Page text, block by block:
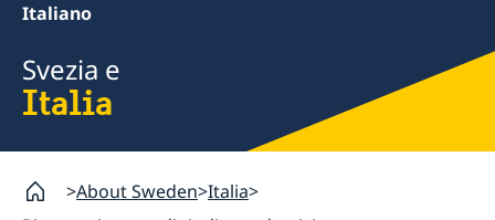
Italiano
Svezia e
Italia
About Sweden Italia